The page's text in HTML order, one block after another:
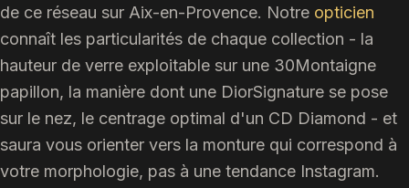
de ce réseau sur Aix-en-Provence. Notre opticien
connaît les particularités de chaque collection - la
hauteur de verre exploitable sur une 30Montaigne
papillon, la manière dont une DiorSignature se pose
sur le nez, le centrage optimal d'un CD Diamond - et
saura vous orienter vers la monture qui correspond à
votre morphologie, pas à une tendance Instagram.